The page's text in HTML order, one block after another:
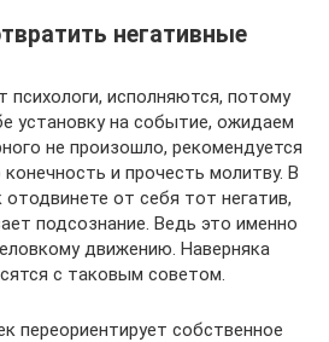
негативные
исполняются, потому
установку на событие, ожидаем
не произошло, рекомендуется
и прочесть молитву. В
от себя тот негатив,
подсознание. Ведь это именно
движению. Наверняка
с таковым советом.
переориентирует собственное